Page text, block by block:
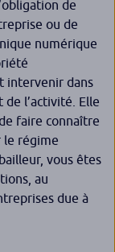
de
ou de
numérique
intervenir dans
l’activité. Elle
faire connaître
le régime
vous êtes
au
due à